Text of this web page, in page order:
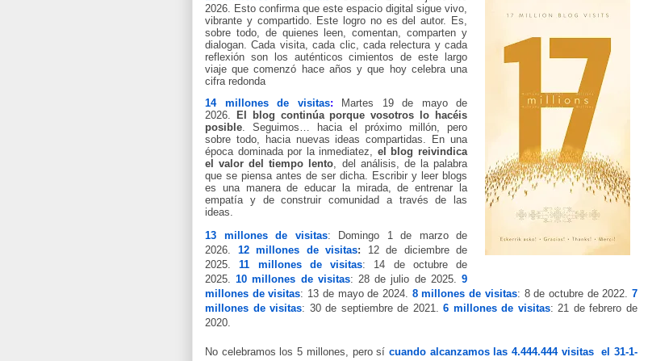
2026. Esto confirma que este espacio digital sigue vivo,
vibrante y compartido. Este logro no es del autor. Es,
sobre todo, de quienes leen, comentan, comparten y
dialogan. Cada visita, cada clic, cadarelectura y cada
reflexión son los auténticos cimientos de este largo
viaje que comenzó hace años y que hoy celebra una
cifra redonda
14 millones de visitas: Martes 19 de mayo de
2026.
El blog continúa porque vosotros lo hacéis
posible. Seguimos… hacia el próximo millón, pero
sobre todo, hacia nuevas ideas compartidas.
En una
época dominada por la inmediatez, el blog reivindica
el valor del tiempo lento, del análisis, de la palabra
que se piensa antes de ser dicha. Escribir y leer blogs
es una manera de educar la mirada, de entrenar la
empatía y de construir comunidad a través de las
ideas.
13 millones de visitas: Domingo 1 de marzo de
2026. 12 millones de visitas: 12 de diciembre de
2025.11 millones de visitas: 14 de octubre de
2025.10 millones de visitas: 28 de julio de 2025.9
millones de visitas: 13 de mayo de 2024. 8 millones de visitas: 8 de octubre de 2022.7
millones de visitas: 30 de septiembre de 2021.6 millones de visitas: 21 de febrero de
2020.
No celebramos los 5 millones, pero sí cuando alcanzamos las 4.444.444 visitas el 31-1-